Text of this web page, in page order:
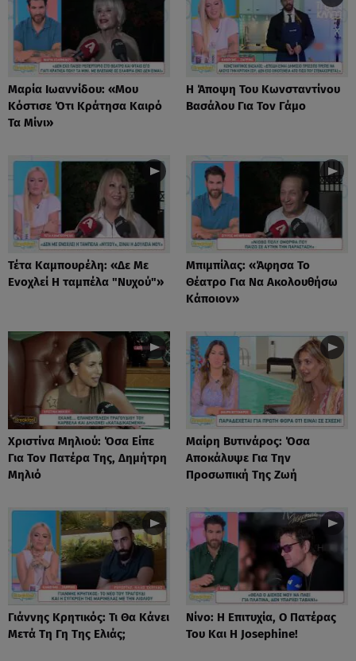
Μαρία Ιωαννίδου: «Μου
Κόστισε Ότι Κράτησα Καιρό
Τα Μίνι»
Η Άποψη Του Κωνσταντίνου
Βασάλου Για Τον Γάμο
Τέτα Καμπουρέλη: «Δε Mε
Eνοχλεί H ταμπέλα "Νυχού"»
Μπιμπίλας: «Άφησα Το
Θέατρο Για Να Ακολουθήσω
Κάποιον»
Χριστίνα Μηλιού: Όσα Είπε
Για Τον Πατέρα Της, Δημήτρη
Μηλιό
Μαίρη Βυτινάρος: Όσα
Αποκάλυψε Για Την
Προσωπική Της Ζωή
Γιάννης Κρητικός: Τι Θα Κάνει
Μετά Τη Γη Της Ελιάς;
Νίνο: Η Επιτυχία, Ο Πατέρας
Του Και Η Josephine!